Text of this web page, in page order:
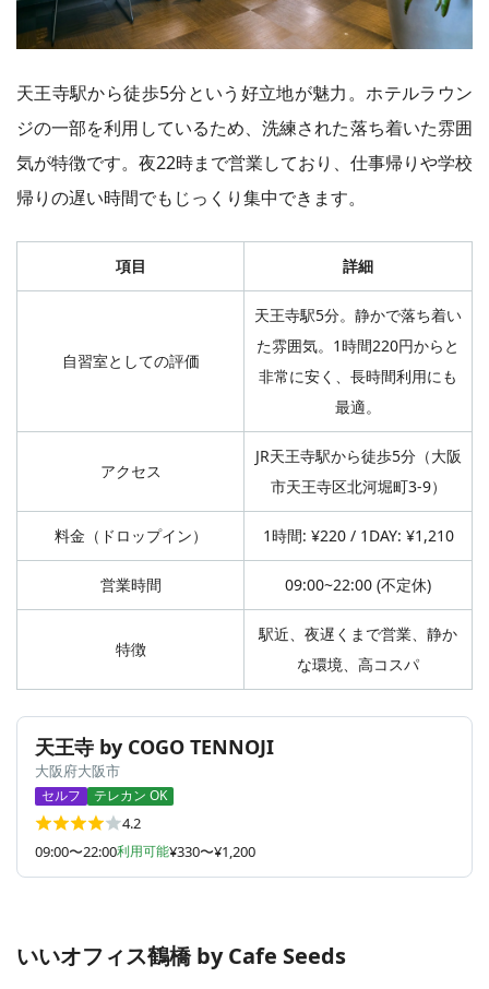
天王寺駅から徒歩5分という好立地が魅力。ホテルラウン
ジの一部を利用しているため、洗練された落ち着いた雰囲
気が特徴です。夜22時まで営業しており、仕事帰りや学校
帰りの遅い時間でもじっくり集中できます。
項目 詳細
自習室としての評価
天王寺駅5分。静かで落ち着い
た雰囲気。1時間220円からと
非常に安く、長時間利用にも
最適。
アクセス
JR天王寺駅から徒歩5分（大阪
市天王寺区北河堀町3-9）
料金（ドロップイン） 1時間: ¥220 / 1DAY: ¥1,210
営業時間 09:00~22:00 (不定休)
特徴
駅近、夜遅くまで営業、静か
な環境、高コスパ
天王寺 by COGO TENNOJI
大阪府大阪市
セルフ テレカン OK
4.2
09:00〜22:00利用可能¥330〜¥1,200
いいオフィス鶴橋 by Cafe Seeds